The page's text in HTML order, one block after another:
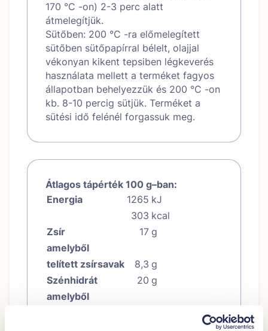
170 °C -on) 2-3 perc alatt
átmelegítjük.
Sütőben: 200 °C -ra előmelegített
sütőben sütőpapírral bélelt, olajjal
vékonyan kikent tepsiben légkeverés
használata mellett a terméket fagyos
állapotban behelyezzük és 200 °C -on
kb. 8-10 percig sütjük. Terméket a
sütési idő felénél forgassuk meg.
Átlagos tápérték 100 g–ban:
Energia
1265 kJ
303 kcal
Zsír
17 g
amelyből
telített zsírsavak
8,3 g
Szénhidrát
20 g
amelyből